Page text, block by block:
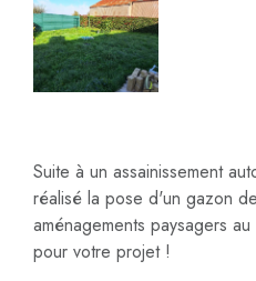
Suite à un assainissement
réalisé la pose d'un gazon
aménagements paysagers
pour votre projet !